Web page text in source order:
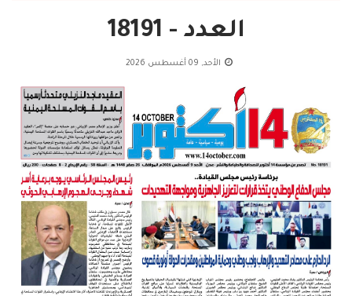
العدد - 18191
الأحد, 09 أغسطس 2026